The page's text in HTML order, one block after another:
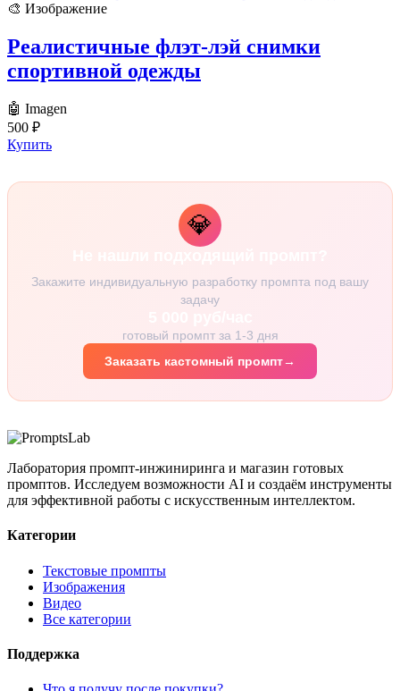
🎨 Изображение
Реалистичные флэт-лэй снимки
спортивной одежды
🤖 Imagen
500 ₽
Купить
💎
Закажите индивидуальную разработку промпта под вашу
задачу
готовый промпт за 1-3 дня
Заказать кастомный промпт→
Лаборатория промпт-инжиниринга и магазин готовых
промптов. Исследуем возможности AI и создаём инструменты
для эффективной работы с искусственным интеллектом.
Категории
Текстовые промпты
Изображения
Видео
Все категории
Поддержка